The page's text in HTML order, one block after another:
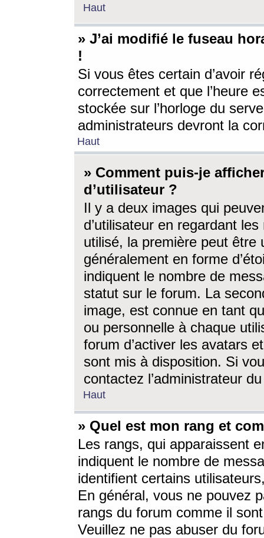
Haut
» J’ai modifié le fuseau
!
Si vous êtes certain d’avoir
correctement et que l’heure
stockée sur l’horloge du
administrateurs devront la
Haut
» Comment puis-je
d’utilisateur ?
Il y a deux images qui
d’utilisateur en regardant
utilisé, la première peut être
généralement en forme
indiquent le nombre de
statut sur le forum. La
image, est connue en tant
ou personnelle à chaque
forum d’activer les avatars
sont mis à disposition. Si
contactez l’administrateur
Haut
» Quel est mon rang et
Les rangs, qui apparaissent
indiquent le nombre de
identifient certains
En général, vous ne pouvez
rangs du forum comme il
Veuillez ne pas abuser du